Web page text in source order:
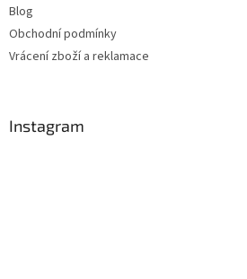
Blog
Obchodní podmínky
Vrácení zboží a reklamace
Instagram